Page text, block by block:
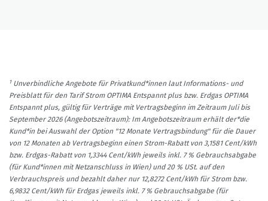
1 Unverbindliche Angebote für Privatkund*innen laut Informations- und
Preisblatt für den Tarif Strom OPTIMA Entspannt plus bzw. Erdgas OPTIMA
Entspannt plus, gültig für Verträge mit Vertragsbeginn im Zeitraum Juli bis
September 2026 (Angebotszeitraum): Im Angebotszeitraum erhält der*die
Kund*in bei Auswahl der Option "12 Monate Vertragsbindung" für die Dauer
von 12 Monaten ab Vertragsbeginn einen Strom-Rabatt von 3,1581 Cent/kWh
bzw. Erdgas-Rabatt von 1,3344 Cent/kWh jeweils inkl. 7 % Gebrauchsabgabe
(für Kund*innen mit Netzanschluss in Wien) und 20 % USt. auf den
Verbrauchspreis und bezahlt daher nur 12,8272 Cent/kWh für Strom bzw.
6,9832 Cent/kWh für Erdgas jeweils inkl. 7 % Gebrauchsabgabe (für